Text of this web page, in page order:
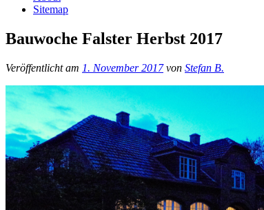
Sitemap
Bauwoche Falster Herbst 2017
Veröffentlicht am 1. November 2017 von Stefan B.